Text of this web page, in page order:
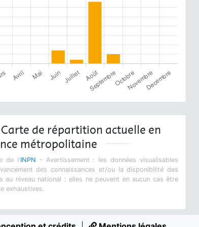
Carte de répartition actuelle en
métropolitaine
de l'INPN - Avertissement : les données visualisables
des connaissances et/ou la disponibilité des
au niveau national : elles ne peuvent en aucun cas être
exhaustives.